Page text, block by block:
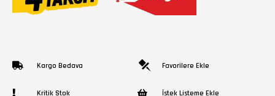
Kargo Bedava Favorilere Ekle
Kritik Stok İstek Listeme Ekle